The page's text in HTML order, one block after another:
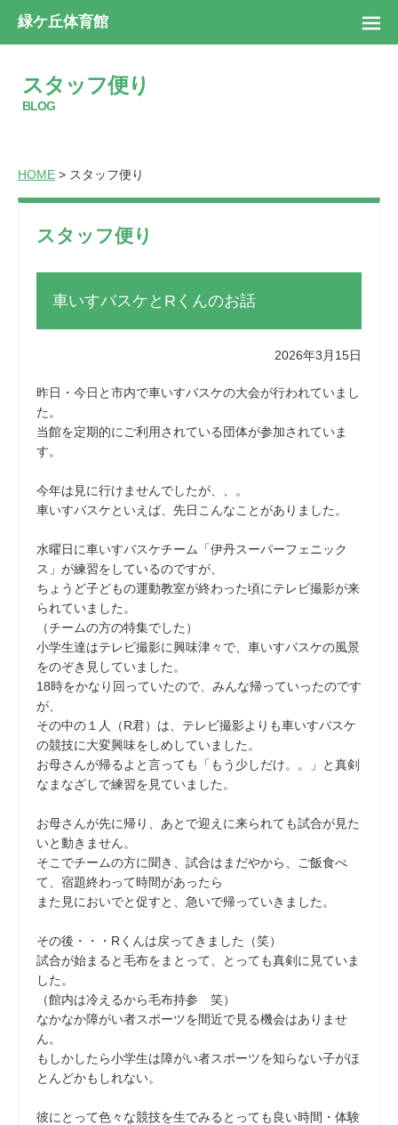
緑ケ丘体育館
スタッフ便り
BLOG
HOME > スタッフ便り
スタッフ便り
車いすバスケとRくんのお話
2026年3月15日
昨日・今日と市内で車いすバスケの大会が行われていまし
た。
当館を定期的にご利用されている団体が参加されていま
す。
今年は見に行けませんでしたが、、。
車いすバスケといえば、先日こんなことがありました。
水曜日に車いすバスケチーム「伊丹スーパーフェニック
ス」が練習をしているのですが、
ちょうど子どもの運動教室が終わった頃にテレビ撮影が来
られていました。
（チームの方の特集でした）
小学生達はテレビ撮影に興味津々で、車いすバスケの風景
をのぞき見していました。
18時をかなり回っていたので、みんな帰っていったのです
が、
その中の１人（R君）は、テレビ撮影よりも車いすバスケ
の競技に大変興味をしめしていました。
お母さんが帰るよと言っても「もう少しだけ。。」と真剣
なまなざしで練習を見ていました。
お母さんが先に帰り、あとで迎えに来られても試合が見た
いと動きません。
そこでチームの方に聞き、試合はまだやから、ご飯食べ
て、宿題終わって時間があったら
また見においでと促すと、急いで帰っていきました。
その後・・・Rくんは戻ってきました（笑）
試合が始まると毛布をまとって、とっても真剣に見ていま
した。
（館内は冷えるから毛布持参 笑）
なかなか障がい者スポーツを間近で見る機会はありませ
ん。
もしかしたら小学生は障がい者スポーツを知らない子がほ
とんどかもしれない。
彼にとって色々な競技を生でみるとっても良い時間・体験